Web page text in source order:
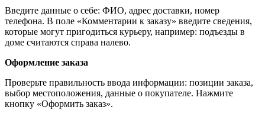
Введите данные о себе: ФИО, адрес доставки, номер
телефона. В поле «Комментарии к заказу» введите сведения,
которые могут пригодиться курьеру, например: подъезды в
доме считаются справа налево.
Оформление заказа
Проверьте правильность ввода информации: позиции заказа,
выбор местоположения, данные о покупателе. Нажмите
кнопку «Оформить заказ».